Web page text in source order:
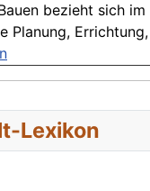
bezieht sich
Planung,
Lexikon